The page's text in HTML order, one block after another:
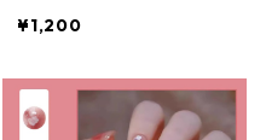
¥1,200